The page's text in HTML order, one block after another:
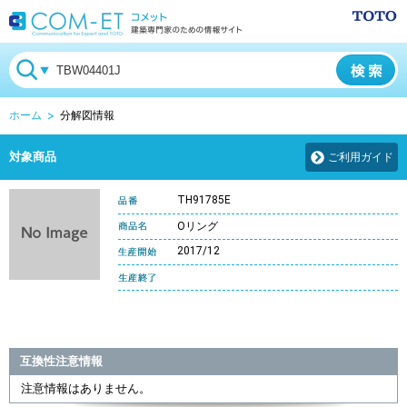
ホーム 分解図情報
対象商品 ご利用ガイド
TH91785E
Oリング
2017/12
互換性注意情報
注意情報はありません。